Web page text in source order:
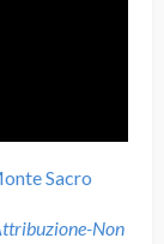
Sacro
Non